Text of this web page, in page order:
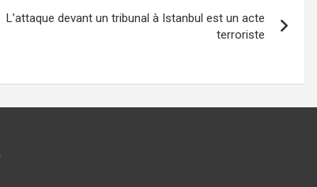
L’attaque devant un tribunal à Istanbul est un acte
terroriste